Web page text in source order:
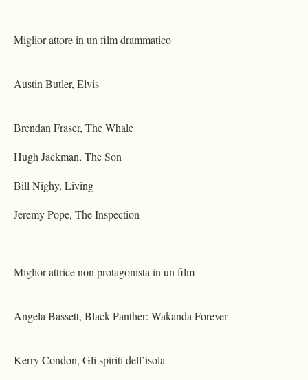
Miglior attore in un film drammatico
Austin Butler, Elvis
Brendan Fraser, The Whale
Hugh Jackman, The Son
Bill Nighy, Living
Jeremy Pope, The Inspection
Miglior attrice non protagonista in un film
Angela Bassett, Black Panther: Wakanda Forever
Kerry Condon, Gli spiriti dell’isola